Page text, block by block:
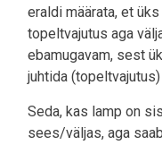
eraldi määrata, et
topeltvajutus aga
ebamugavam, sest
juhtida
Seda, kas lamp on
sees/väljas, aga